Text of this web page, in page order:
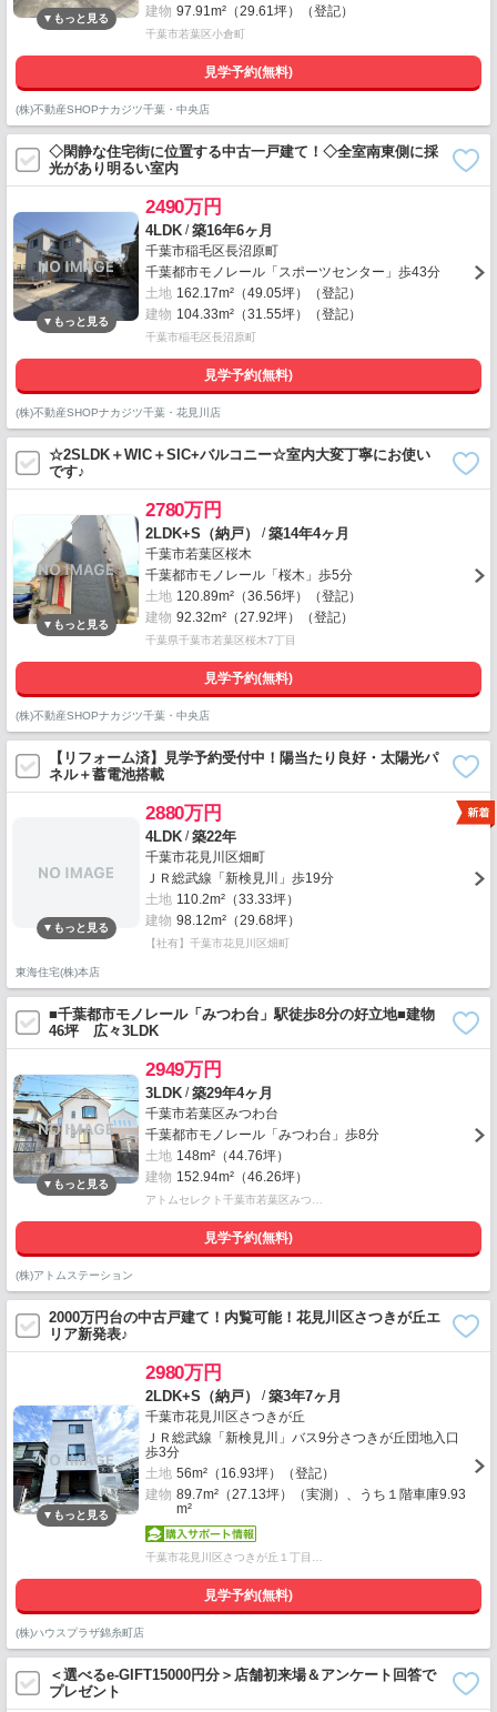
建物 97.91m²（29.61坪）（登記）
千葉市若葉区小倉町
見学予約(無料)
(株)不動産SHOPナカジツ千葉・中央店
◇閑静な住宅街に位置する中古一戸建て！◇全室南東側に採
光があり明るい室内
2490万円
4LDK /築16年6ヶ月
千葉市稲毛区長沼原町
千葉都市モノレール「スポーツセンター」歩43分
土地 162.17m²（49.05坪）（登記）
建物 104.33m²（31.55坪）（登記）
千葉市稲毛区長沼原町
見学予約(無料)
(株)不動産SHOPナカジツ千葉・花見川店
☆2SLDK＋WIC＋SIC+バルコニー☆室内大変丁寧にお使い
です♪
2780万円
2LDK+S（納戸） /築14年4ヶ月
千葉市若葉区桜木
千葉都市モノレール「桜木」歩5分
土地 120.89m²（36.56坪）（登記）
建物 92.32m²（27.92坪）（登記）
千葉県千葉市若葉区桜木7丁目
見学予約(無料)
(株)不動産SHOPナカジツ千葉・中央店
【リフォーム済】見学予約受付中！陽当たり良好・太陽光パ
ネル＋蓄電池搭載
2880万円
4LDK /築22年
千葉市花見川区畑町
ＪＲ総武線「新検見川」歩19分
土地 110.2m²（33.33坪）
建物 98.12m²（29.68坪）
【社有】千葉市花見川区畑町
東海住宅(株)本店
■千葉都市モノレール「みつわ台」駅徒歩8分の好立地■建物
46坪 広々3LDK
2949万円
3LDK /築29年4ヶ月
千葉市若葉区みつわ台
千葉都市モノレール「みつわ台」歩8分
土地 148m²（44.76坪）
建物 152.94m²（46.26坪）
アトムセレクト千葉市若葉区みつ…
見学予約(無料)
(株)アトムステーション
2000万円台の中古戸建て！内覧可能！花見川区さつきが丘エ
リア新発表♪
2980万円
2LDK+S（納戸） /築3年7ヶ月
千葉市花見川区さつきが丘
ＪＲ総武線「新検見川」バス9分さつきが丘団地入口
歩3分
土地 56m²（16.93坪）（登記）
建物 89.7m²（27.13坪）（実測）、うち１階車庫9.93
m²
千葉市花見川区さつきが丘１丁目…
見学予約(無料)
(株)ハウスプラザ錦糸町店
＜選べるe-GIFT15000円分＞店舗初来場＆アンケート回答で
プレゼント